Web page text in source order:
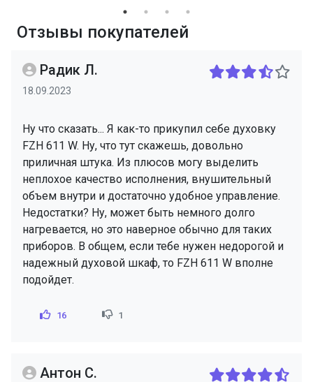
Отзывы покупателей
Радик Л.
18.09.2023
Ну что сказать... Я как-то прикупил себе духовку
FZH 611 W. Ну, что тут скажешь, довольно
приличная штука. Из плюсов могу выделить
неплохое качество исполнения, внушительный
объем внутри и достаточно удобное управление.
Недостатки? Ну, может быть немного долго
нагревается, но это наверное обычно для таких
приборов. В общем, если тебе нужен недорогой и
надежный духовой шкаф, то FZH 611 W вполне
подойдет.
16 1
Антон С.